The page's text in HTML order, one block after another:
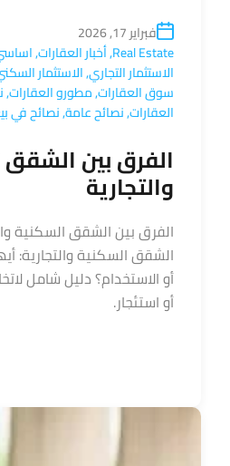
فبراير 17, 2026
Real Estate
,أخبار العقارات,
الاستثمار التجاري,الاستثمار
سوق العقارات,مطورو العقارات,
العقارات,نصائح عامة,نصائح في
الفرق بين
والتجارية
الفرق بين الشقق السكنية
الشقق السكنية والتجارية:
أو الاستخدام؟ دليل شامل
أو استئجار.